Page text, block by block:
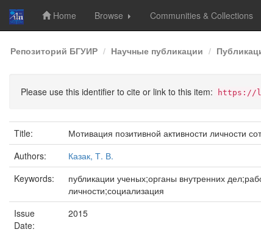
Skip
navigation
Home Browse Communities & Collections
Репозиторий БГУИР Научные публикации
Please use this identifier to cite or link to this item: https://
Title:
Мотивация позитивной активности личности
Authors:
Казак, Т. В.
Keywords:
публикации ученых;органы внутренних
личности;социализация
Issue
Date:
2015